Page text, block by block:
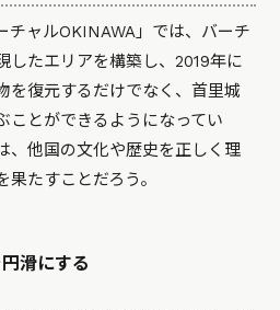
チャルOKINAWA 」では、バーチ
したエリアを構築し、2019年に
を復元するだけでなく、首里城
ことができるようになってい
、他国の文化や歴史を正しく理
たすことだろう。
滑にする